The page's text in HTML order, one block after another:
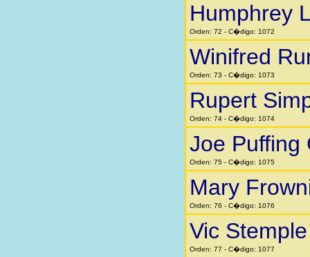
Humphrey
Orden: 72 - C�digo: 1072
Winifred
Orden: 73 - C�digo: 1073
Rupert
Orden: 74 - C�digo: 1074
Joe Puffing
Orden: 75 - C�digo: 1075
Mary
Orden: 76 - C�digo: 1076
Vic Stemple
Orden: 77 - C�digo: 1077